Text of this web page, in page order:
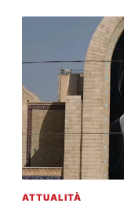
ATTUALITÀ